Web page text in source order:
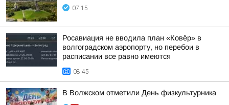
07:15
Росавиация не вводила план «Ковёр» в
волгоградском аэропорту, но перебои в
расписании все равно имеются
08:45
В Волжском отметили День физкультурника